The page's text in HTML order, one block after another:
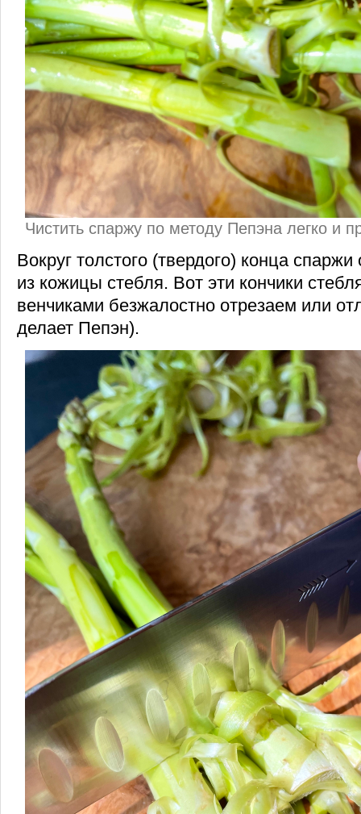
Чистить спаржу по методу Пепэна легко и
Вокруг толстого (твердого) конца спаржи
из кожицы стебля. Вот эти кончики
венчиками безжалостно отрезаем или
делает Пепэн).